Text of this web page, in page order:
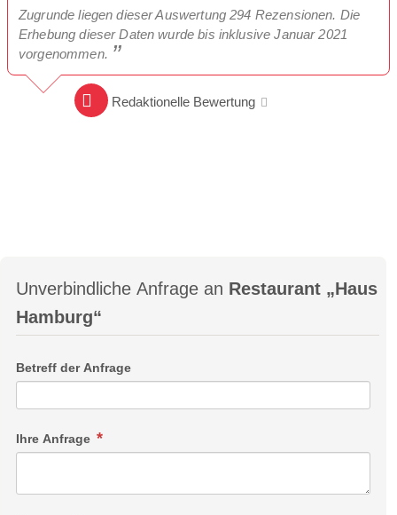
Zugrunde liegen dieser Auswertung 294 Rezensionen. Die
Erhebung dieser Daten wurde bis inklusive Januar 2021
vorgenommen.
Redaktionelle Bewertung
Unverbindliche Anfrage an Restaurant „Haus
Hamburg“
Betreff der Anfrage
Ihre Anfrage